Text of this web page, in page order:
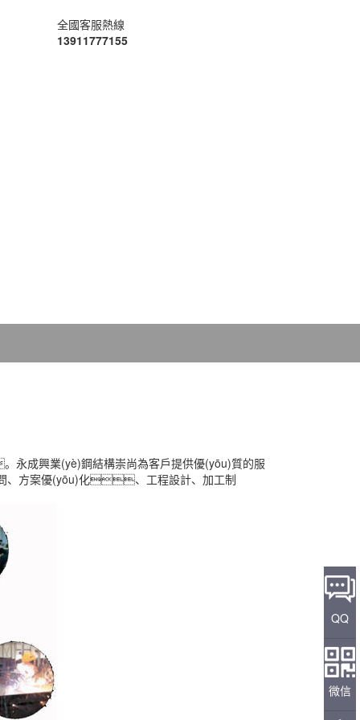
全國客服熱線
13911777155
興業(yè)鋼結構崇尚為客戶提供優(yōu)質的服
、方案優(yōu)化、工程設計、加工制
QQ
微信